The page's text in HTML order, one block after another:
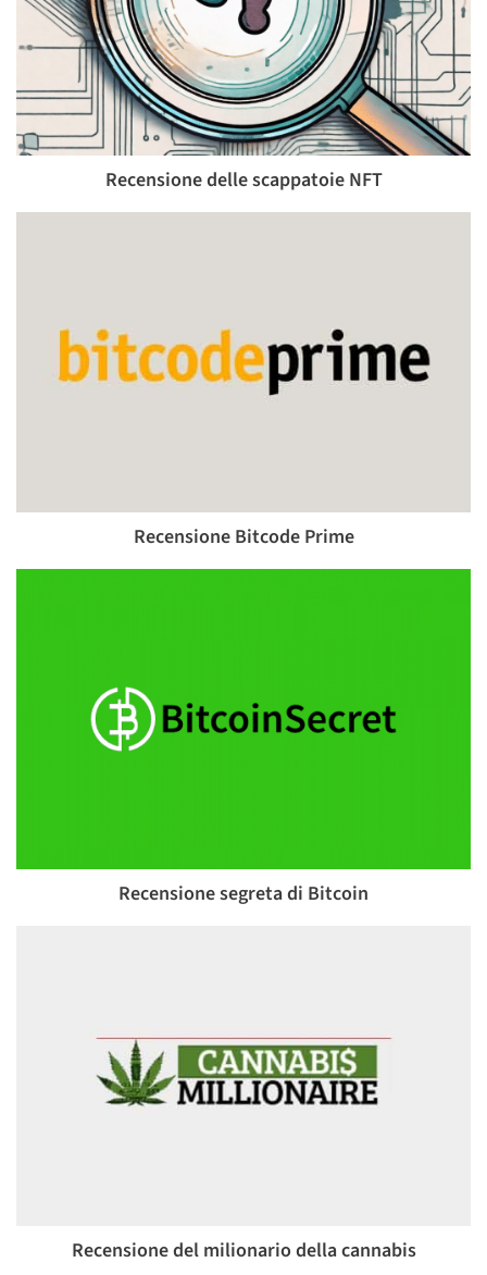
Recensione delle scappatoie NFT
Recensione Bitcode Prime
Recensione segreta di Bitcoin
Recensione del milionario della cannabis